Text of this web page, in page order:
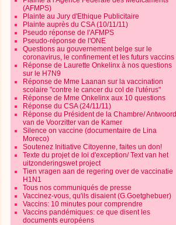
(AFMPS)
Plainte au Jury d'Ethique Publicitaire
Plainte auprès du CSA (10/11/11)
Pseudo réponse de l'AFMPS
Pseudo-réponse de l'ONE
Questions au gouvernement belge sur le
coronavirus, le confinement et les futurs vaccins
Réponse de Laurette Onkelinx à nos questions
sur le H7N9
Réponse de Mme Laanan sur la vaccination
scolaire "contre le cancer du col de l'utérus"
Réponse de Mme Onkelinx aux 10 questions
Réponse du CSA (24/11/11)
Réponse du Président de la Chambre/ Antwoord
van de Voorzitter van de Kamer
Silence on vaccine (documentaire de Lina
Moreco)
Soutenez Initiative Citoyenne, faites un don!
Texte du projet de loi d'exception/ Text van het
uitzonderingswet project
Tien vragen aan de regering over de vaccinatie
H1N1
Tous nos communiqués de presse
Vaccinez-vous, qu'ils disaient (G.Goetghebuer)
Vaccins: 10 minutes pour comprendre
Vaccins pandémiques: ce que disent les
documents européens